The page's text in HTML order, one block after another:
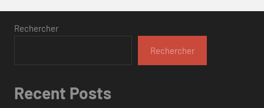
Rechercher
Rechercher
Recent Posts